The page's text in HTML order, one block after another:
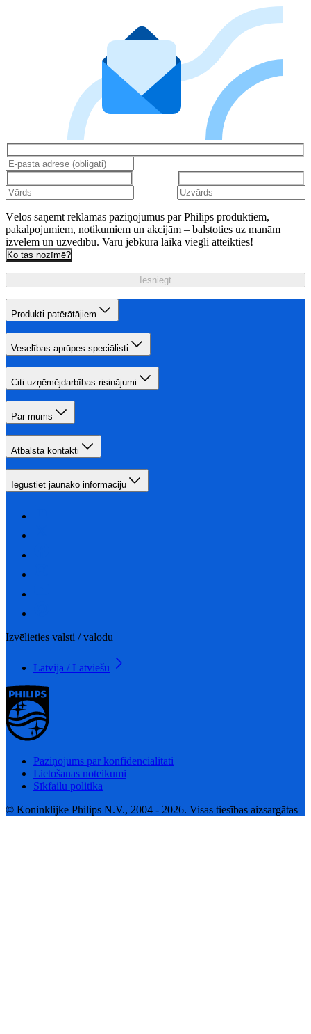
Vēlos saņemt reklāmas paziņojumus par Philips produktiem,
pakalpojumiem, notikumiem un akcijām – balstoties uz manām
izvēlēm un uzvedību. Varu jebkurā laikā viegli atteikties!
Ko tas nozīmē?
Iesniegt
Produkti patērātājiem
Veselības aprūpes speciālisti
Citi uzņēmējdarbības risinājumi
Par mums
Atbalsta kontakti
Iegūstiet jaunāko informāciju
Izvēlieties valsti / valodu
Latvija / Latviešu
Paziņojums par konfidencialitāti
Lietošanas noteikumi
Sīkfailu politika
© Koninklijke Philips N.V., 2004 - 2026. Visas tiesības aizsargātas